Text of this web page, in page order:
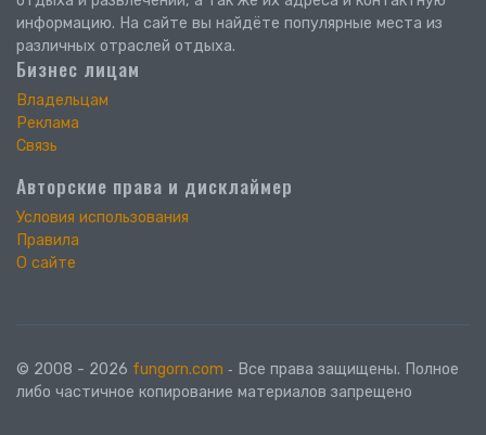
информацию. На сайте вы найдёте популярные места из
различных отраслей отдыха.
Бизнес лицам
Владельцам
Реклама
Связь
Авторские права и дисклаймер
Условия использования
Правила
О сайте
© 2008 - 2026 fungorn.com ‐ Все права защищены. Полное
либо частичное копирование материалов запрещено